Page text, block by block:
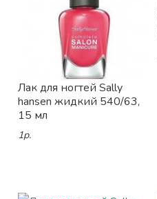
Лак для ногтей Sally
hansen жидкий 540/63,
15 мл
1р.